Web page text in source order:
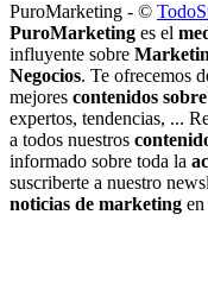
PuroMarketing - ©
PuroMarketing es el
influyente sobre
Negocios. Te ofrecemos
mejores contenidos
expertos, tendencias, ...
a todos nuestros
informado sobre toda la
suscriberte a nuestro
noticias de marketing